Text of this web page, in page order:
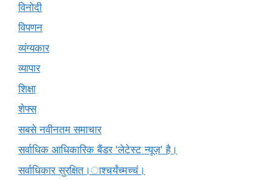
विनोदी
विपणन
व्यंग्यकार
व्यापार
शिक्षा
शेफ्स
सबसे नवीनतम समाचार
सर्वाधिक आधिकारिक बैंडर 'लेटेस्ट न्यूज़' है।
सर्वाधिकार सुरक्षित।ाश्चर्यंच्मच्चं।